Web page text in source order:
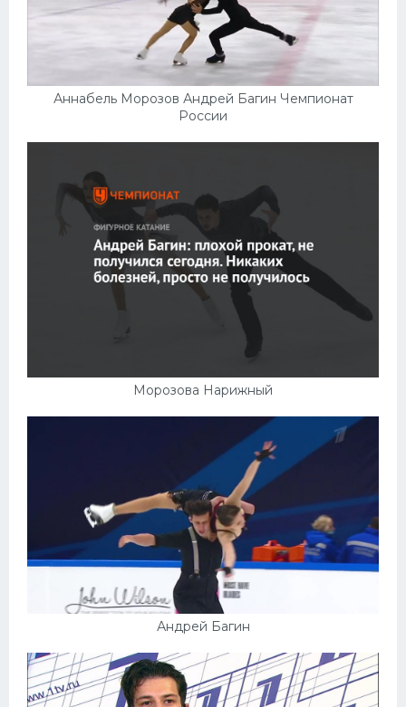
Аннабель Морозов Андрей Багин Чемпионат
России
Морозова Нарижный
Андрей Багин